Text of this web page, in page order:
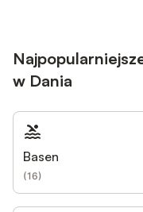
w Dania
Basen
(16)